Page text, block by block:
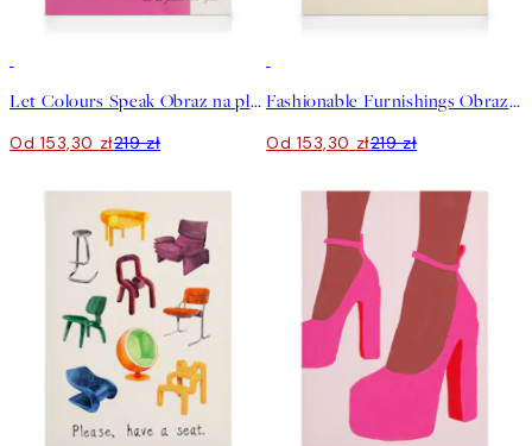
Let Colours Speak Obraz na płótnie
Od 153,30 zł219 zł
Fashionable Furnishings Obraz na płótnie
Od 153,30 zł219 zł